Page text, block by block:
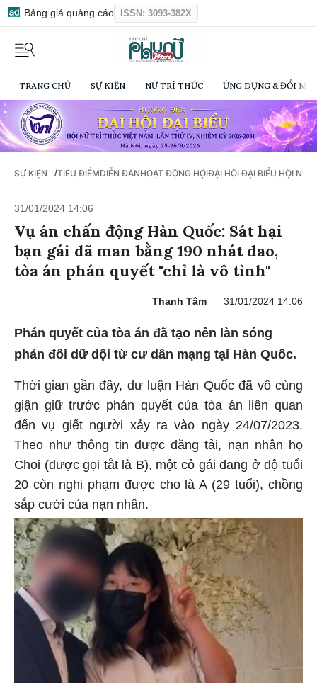
Bảng giá quảng cáo ISSN: 3093-382X
TRANG CHỦ SỰ KIỆN NỮ TRÍ THỨC ỨNG DỤNG & ĐỔI
SỰ KIỆN /TIÊU ĐIỂMDIỄN ĐÀNHOẠT ĐỘNG HỘIĐẠI HỘI ĐẠI BIỂU HỘI NỮ
31/01/2024 14:06
Vụ án chấn động Hàn Quốc: Sát hại
bạn gái dã man bằng 190 nhát dao,
tòa án phán quyết "chỉ là vô tình"
Thanh Tâm 31/01/2024 14:06
Phán quyết của tòa án đã tạo nên làn sóng
phản đối dữ dội từ cư dân mạng tại Hàn Quốc.
Thời gian gần đây, dư luận Hàn Quốc đã vô cùng
giận giữ trước phán quyết của tòa án liên quan
đến vụ giết người xảy ra vào ngày 24/07/2023.
Theo như thông tin được đăng tải, nạn nhân họ
Choi (được gọi tắt là B), một cô gái đang ở độ tuổi
20 còn nghi phạm được cho là A (29 tuổi), chồng
sắp cưới của nạn nhân.